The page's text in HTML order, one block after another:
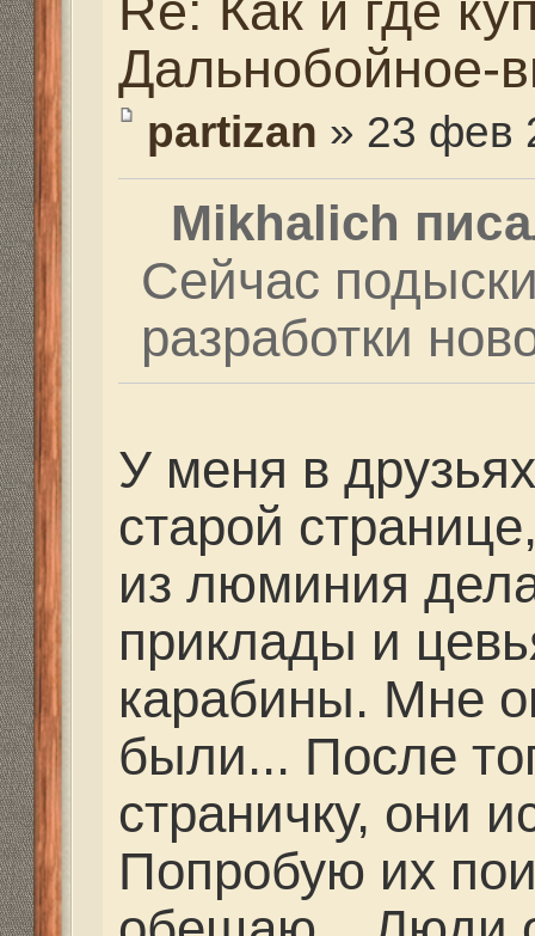
У меня в друзьях, в
старой странице,
из люминия делали
приклады и цевья на
карабины. Мне они
были... После того,
страничку, они
Попробую их
обещаю... Люди
известных
нужно, то я поищу...
Re: Как и где купить
Дальнобойное-
Dutch» 23 фев 2021,
Сегодня
Михалыча после
планки на семёрке.
слева и мороз.